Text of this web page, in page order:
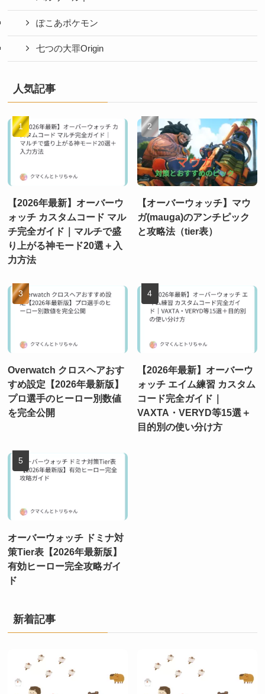
ぽこあポケモン
七つの大罪Origin
人気記事
【2026年最新】オーバーウ
ォッチ カスタムコード マル
チ完全ガイド｜マルチで盛
り上がる神モード20選＋入
力方法
【オーバーウォッチ】マウ
ガ(mauga)のアンチピック
と攻略法（tier表）
Overwatch クロスヘアおす
すめ設定【2026年最新版】
プロ選手のヒーロー別数値
を完全公開
【2026年最新】オーバーウ
ォッチ エイム練習 カスタム
コード完全ガイド｜
VAXTA・VERYD等15選＋
目的別の使い分け方
オーバーウォッチ ドミナ対
策Tier表【2026年最新版】
有効ヒーロー完全攻略ガイ
ド
新着記事